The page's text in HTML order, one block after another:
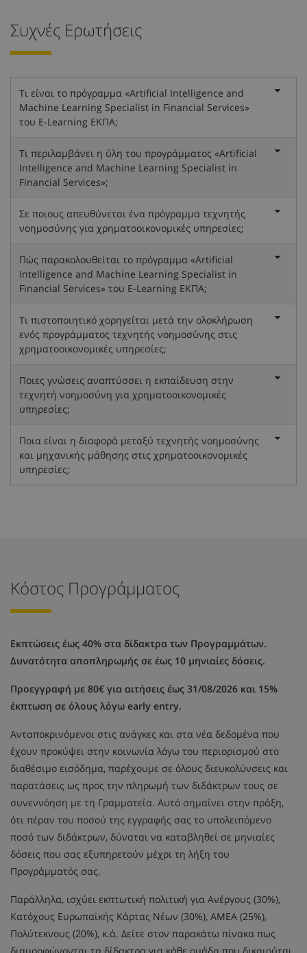
Συχνές Ερωτήσεις
Τι είναι το πρόγραμμα «Artificial Intelligence and
Machine Learning Specialist in Financial Services»
του E-Learning ΕΚΠΑ;
Τι περιλαμβάνει η ύλη του προγράμματος «Artificial
Intelligence and Machine Learning Specialist in
Financial Services»;
Σε ποιους απευθύνεται ένα πρόγραμμα τεχνητής
νοημοσύνης για χρηματοοικονομικές υπηρεσίες;
Πώς παρακολουθείται το πρόγραμμα «Artificial
Intelligence and Machine Learning Specialist in
Financial Services» του E-Learning ΕΚΠΑ;
Τι πιστοποιητικό χορηγείται μετά την ολοκλήρωση
ενός προγράμματος τεχνητής νοημοσύνης στις
χρηματοοικονομικές υπηρεσίες;
Ποιες γνώσεις αναπτύσσει η εκπαίδευση στην
τεχνητή νοημοσύνη για χρηματοοικονομικές
υπηρεσίες;
Ποια είναι η διαφορά μεταξύ τεχνητής νοημοσύνης
και μηχανικής μάθησης στις χρηματοοικονομικές
υπηρεσίες;
Κόστος Προγράμματος
Εκπτώσεις έως 40% στα δίδακτρα των Προγραμμάτων.
Δυνατότητα αποπληρωμής σε έως 10 μηνιαίες δόσεις.
Προεγγραφή με 80€ για αιτήσεις έως 31/08/2026 και 15%
έκπτωση σε όλους λόγω early entry.
Ανταποκρινόμενοι στις ανάγκες και στα νέα δεδομένα που
έχουν προκύψει στην κοινωνία λόγω του περιορισμού στο
διαθέσιμο εισόδημα, παρέχουμε σε όλους διευκολύνσεις και
παρατάσεις ως προς την πληρωμή των διδάκτρων τους σε
συνεννόηση με τη Γραμματεία. Αυτό σημαίνει στην πράξη,
ότι πέραν του ποσού της εγγραφής σας το υπολειπόμενο
ποσό των διδάκτρων, δύναται να καταβληθεί σε μηνιαίες
δόσεις που σας εξυπηρετούν μέχρι τη λήξη του
Προγράμματός σας.
Παράλληλα, ισχύει εκπτωτική πολιτική για Ανέργους (30%),
Κατόχους Ευρωπαϊκής Κάρτας Νέων (30%), ΑΜΕΑ (25%),
Πολύτεκνους (20%), κ.ά. Δείτε στον παρακάτω πίνακα πως